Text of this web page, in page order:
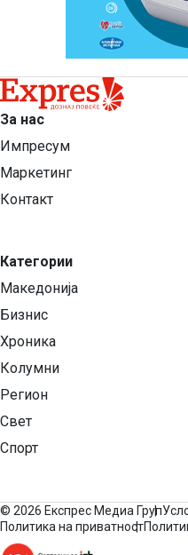
За нас
Импресум
Маркетинг
Контакт
Категории
Македонија
Бизнис
Хроника
Колумни
Регион
Свет
Спорт
© 2026 Експрес Медиа Груп
Политика на приватност